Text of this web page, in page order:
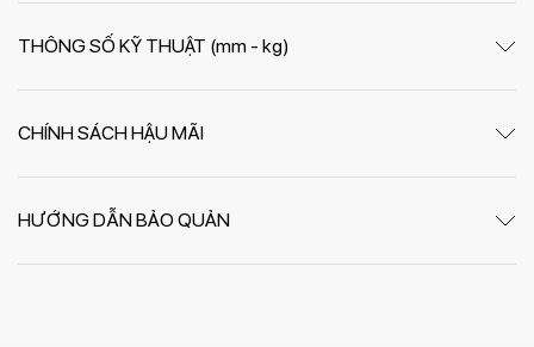
THÔNG SỐ KỸ THUẬT (mm - kg)
CHÍNH SÁCH HẬU MÃI
HƯỚNG DẪN BẢO QUẢN